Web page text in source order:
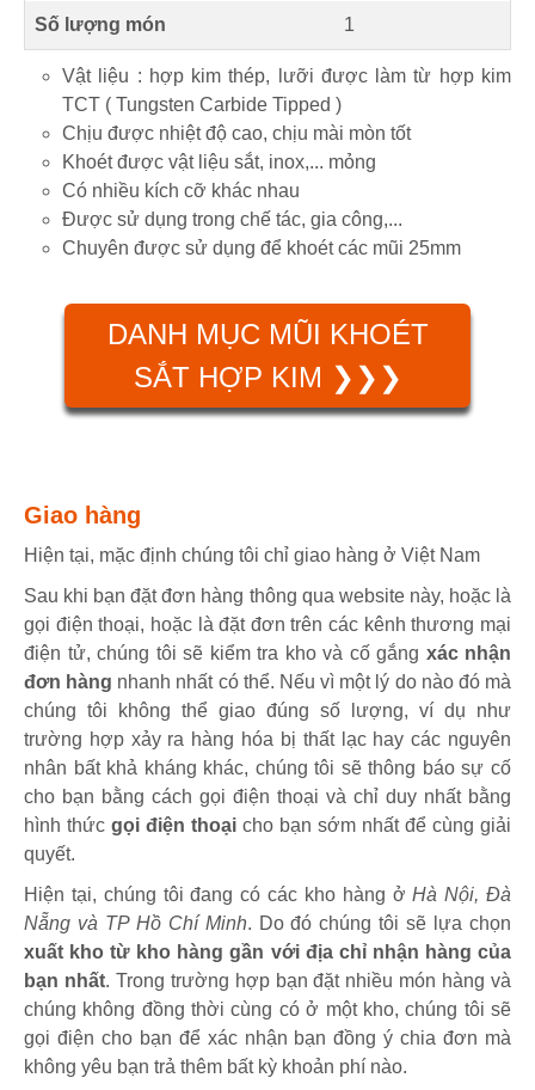
Số lượng món 1
Vật liệu : hợp kim thép, lưỡi được làm từ hợp kim
TCT ( Tungsten Carbide Tipped )
Chịu được nhiệt độ cao, chịu mài mòn tốt
Khoét được vật liệu sắt, inox,... mỏng
Có nhiều kích cỡ khác nhau
Được sử dụng trong chế tác, gia công,...
Chuyên được sử dụng để khoét các mũi 25mm
DANH MỤC MŨI KHOÉT
SẮT HỢP KIM ❯❯❯
Giao hàng
Hiện tại, mặc định chúng tôi chỉ giao hàng ở Việt Nam
Sau khi bạn đặt đơn hàng thông qua website này, hoặc là
gọi điện thoại, hoặc là đặt đơn trên các kênh thương mại
điện tử, chúng tôi sẽ kiểm tra kho và cố gắng xác nhận
đơn hàng nhanh nhất có thể. Nếu vì một lý do nào đó mà
chúng tôi không thể giao đúng số lượng, ví dụ như
trường hợp xảy ra hàng hóa bị thất lạc hay các nguyên
nhân bất khả kháng khác, chúng tôi sẽ thông báo sự cố
cho bạn bằng cách gọi điện thoại và chỉ duy nhất bằng
hình thức gọi điện thoại cho bạn sớm nhất để cùng giải
quyết.
Hiện tại, chúng tôi đang có các kho hàng ởHà Nội, Đà
Nẵng và TP Hồ Chí Minh. Do đó chúng tôi sẽ lựa chọn
xuất kho từ kho hàng gần với địa chỉ nhận hàng của
bạn nhất. Trong trường hợp bạn đặt nhiều món hàng và
chúng không đồng thời cùng có ở một kho, chúng tôi sẽ
gọi điện cho bạn để xác nhận bạn đồng ý chia đơn mà
không yêu bạn trả thêm bất kỳ khoản phí nào.